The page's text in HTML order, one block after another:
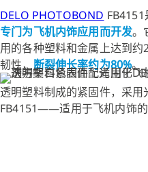
DELO PHOTOBOND FB4151
专门为飞机内饰应用而开发。
用的各种塑料和金属上达到
韧性，断裂伸长率约为80%。
透明塑料制成的紧固件，采
FB4151——适用于飞机内饰